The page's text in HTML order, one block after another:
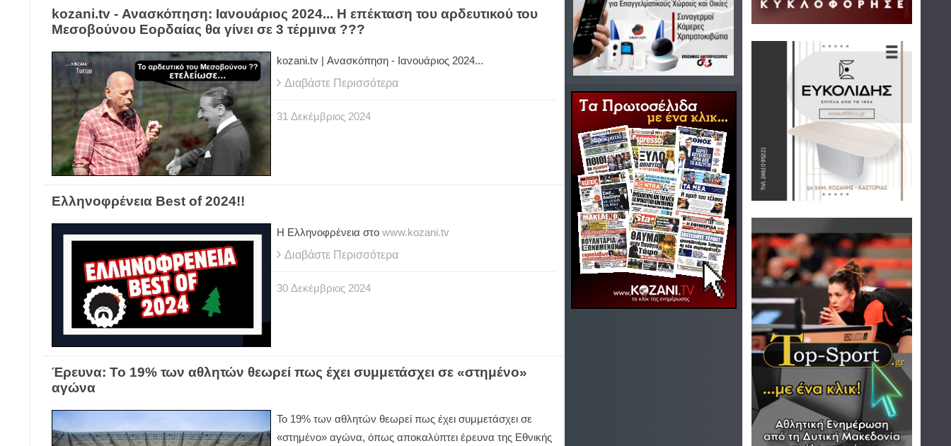
kozani.tv - Ανασκόπηση: Ιανουάριος 2024... Η επέκταση του αρδευτικού του
Μεσοβούνου Εορδαίας θα γίνει σε 3 τέρμινα ???
kozani.tv | Ανασκόπηση - Ιανουάριος 2024...
Διαβάστε Περισσότερα
31 Δεκέμβριος 2024
Ελληνοφρένεια Best of 2024!!
Η Ελληνοφρένεια στο www.kozani.tv
Διαβάστε Περισσότερα
30 Δεκέμβριος 2024
Έρευνα: Το 19% των αθλητών θεωρεί πως έχει συμμετάσχει σε «στημένο»
αγώνα
Το 19% των αθλητών θεωρεί πως έχει συμμετάσχει σε
«στημένο» αγώνα, όπως αποκαλύπτει έρευνα της Εθνικής